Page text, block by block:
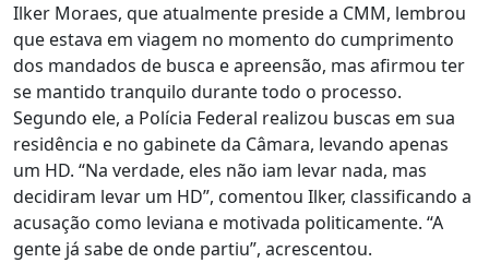
Ilker Moraes, que atualmente preside a CMM, lembrou
que estava em viagem no momento do cumprimento
dos mandados de busca e apreensão, mas afirmou ter
se mantido tranquilo durante todo o processo.
Segundo ele, a Polícia Federal realizou buscas em sua
residência e no gabinete da Câmara, levando apenas
um HD. “Na verdade, eles não iam levar nada, mas
decidiram levar um HD”, comentou Ilker, classificando a
acusação como leviana e motivada politicamente. “A
gente já sabe de onde partiu”, acrescentou.